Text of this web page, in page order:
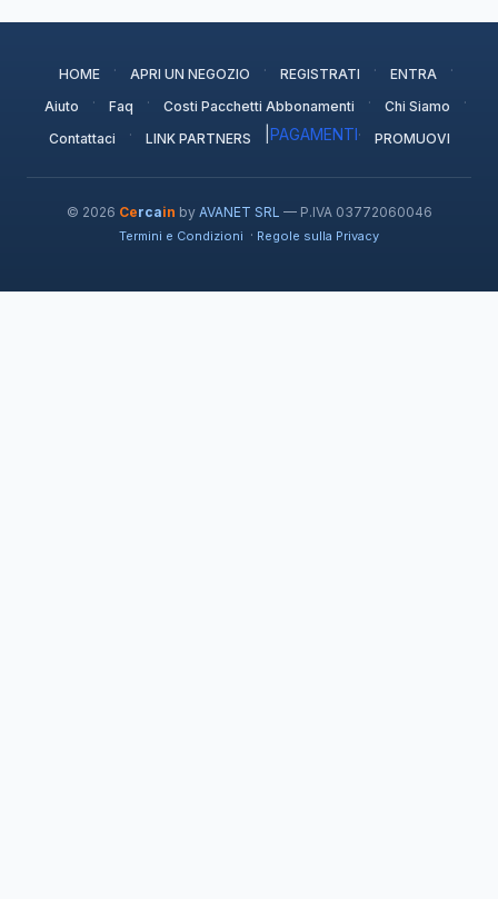
HOME · APRI UN NEGOZIO · REGISTRATI · ENTRA ·
Aiuto · Faq · Costi Pacchetti Abbonamenti · Chi Siamo ·
Contattaci · LINK PARTNERS PAGAMENTI· PROMUOVI
© 2026 Cercain by AVANET SRL — P.IVA 03772060046
Termini e Condizioni · Regole sulla Privacy